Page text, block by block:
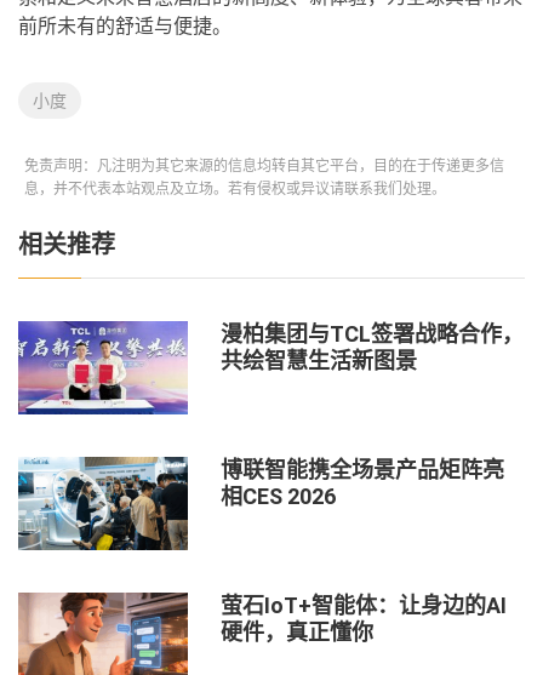
前所未有的舒适与便捷。
小度
免责声明：凡注明为其它来源的信息均转自其它平台，目的在于传递更多信
息，并不代表本站观点及立场。若有侵权或异议请联系我们处理。
相关推荐
漫柏集团与TCL签署战略合作，
共绘智慧生活新图景
博联智能携全场景产品矩阵亮
相CES 2026
萤石IoT+智能体：让身边的AI
硬件，真正懂你